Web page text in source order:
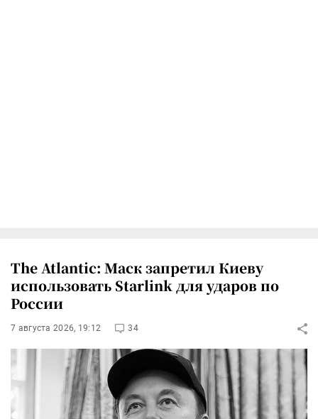
The Atlantic: Маск запретил Киеву
использовать Starlink для ударов по
России
7 августа 2026, 19:12 34